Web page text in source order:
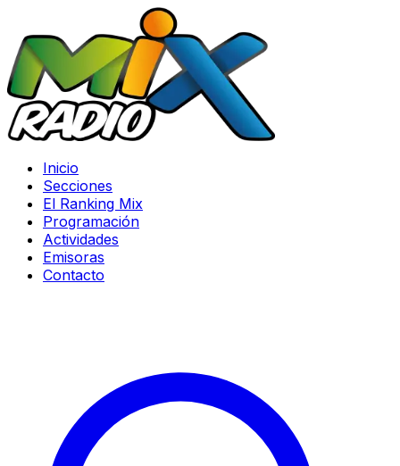
Inicio
Secciones
El Ranking Mix
Programación
Actividades
Emisoras
Contacto